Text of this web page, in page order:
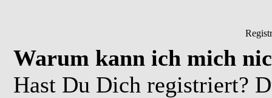
Warum kann ich mich
Hast Du Dich registriert?